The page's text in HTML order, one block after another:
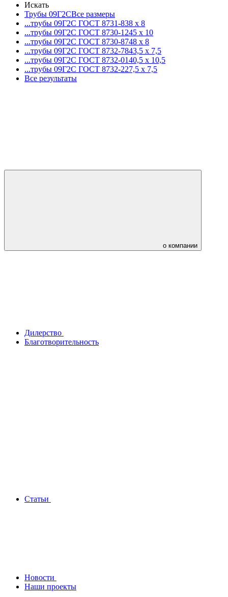
Искать
Трубы 09Г2СВсе размеры
...трубы 09Г2С ГОСТ 8731-838 x 8
...трубы 09Г2С ГОСТ 8730-1245 x 10
...трубы 09Г2С ГОСТ 8730-8748 x 8
...трубы 09Г2С ГОСТ 8732-7843,5 x 7,5
...трубы 09Г2С ГОСТ 8732-0140,5 x 10,5
...трубы 09Г2С ГОСТ 8732-227,5 x 7,5
Все результаты
о компании
Дилерство
Благотворительность
Статьи
Новости
Наши проекты